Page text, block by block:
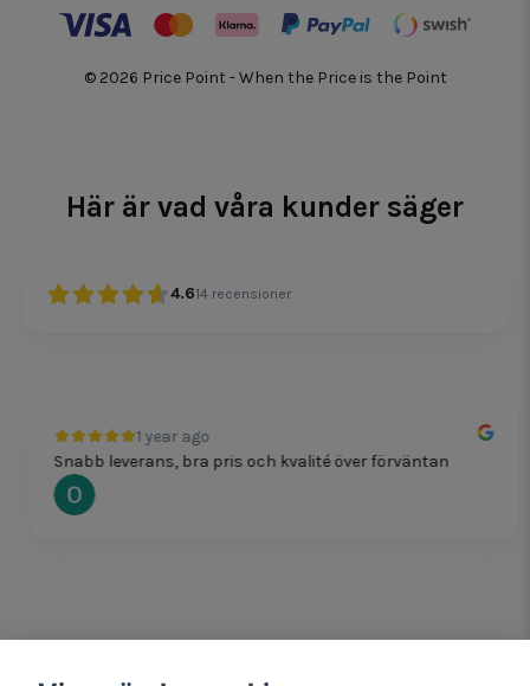
© 2026 Price Point - When the Price is the Point
Här är vad våra kunder säger
4.614 recensioner
1 year ago
Snabb leverans, bra pris och kvalité över förväntan
Oscar Svensson